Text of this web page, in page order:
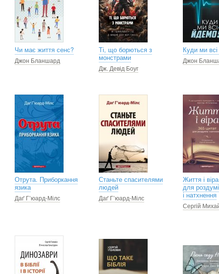
Чи має життя сенс?
Джон Бланшард
Ті, що борються з
монстрами
Дж. Девід Боуг
Куди ми
Джон
Отрута. Приборкання
язика
Даґ Г’юард-Мілс
Станьте спасителями
людей
Даґ Г’юард-Мілс
Життя і
для
і натхнення
Сергій